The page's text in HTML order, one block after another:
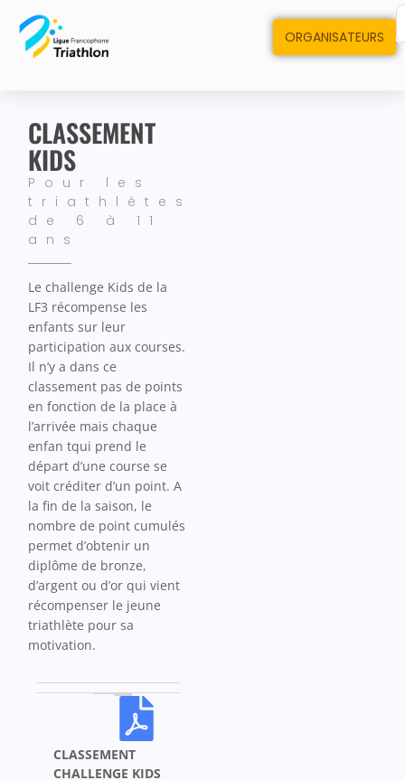
ORGANISATEURS
CLASSEMENT
KIDS
Pour les
triathlètes
de 6 à 11
ans
Le challenge Kids de la
LF3 récompense les
enfants sur leur
participation aux courses.
Il n’y a dans ce
classement pas de points
en fonction de la place à
l’arrivée mais chaque
enfan tqui prend le
départ d’une course se
voit créditer d’un point. A
la fin de la saison, le
nombre de point cumulés
permet d’obtenir un
diplôme de bronze,
d’argent ou d’or qui vient
récompenser le jeune
triathlète pour sa
motivation.
CLASSEMENT
CHALLENGE KIDS